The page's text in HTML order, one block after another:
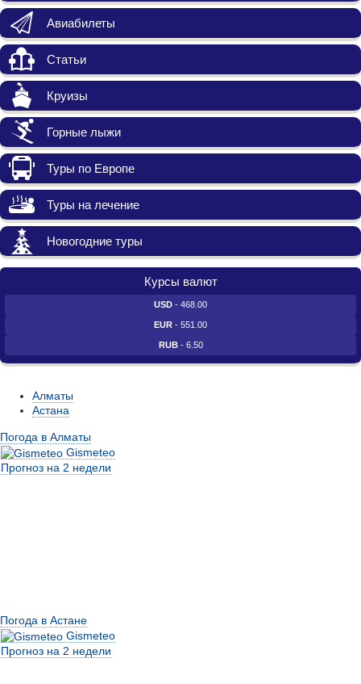
Авиабилеты
Статьи
Круизы
Горные лыжи
Туры по Европе
Туры на лечение
Новогодние туры
Курсы валют
USD - 468.00
EUR - 551.00
RUB- 6.50
Алматы
Астана
Погода в Алматы
Gismeteo
Прогноз на 2 недели
Погода в Астане
Gismeteo
Прогноз на 2 недели